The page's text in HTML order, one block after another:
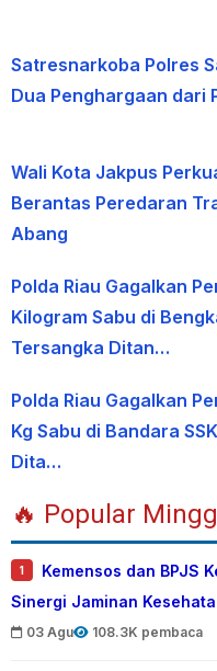
Satresnarkoba Polres
Dua Penghargaan dari
Wali Kota Jakpus
Berantas Peredaran
Abang
Polda Riau Gagalkan
Kilogram Sabu di
Tersangka Ditan…
Polda Riau Gagalkan
Kg Sabu di Bandara
Dita…
🔥 Popular
1
Kemensos dan BPJS
Sinergi Jaminan
03 Agu 108.3K pembaca